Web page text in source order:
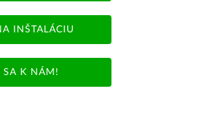
INŠTALÁCIU
SA K NÁM!